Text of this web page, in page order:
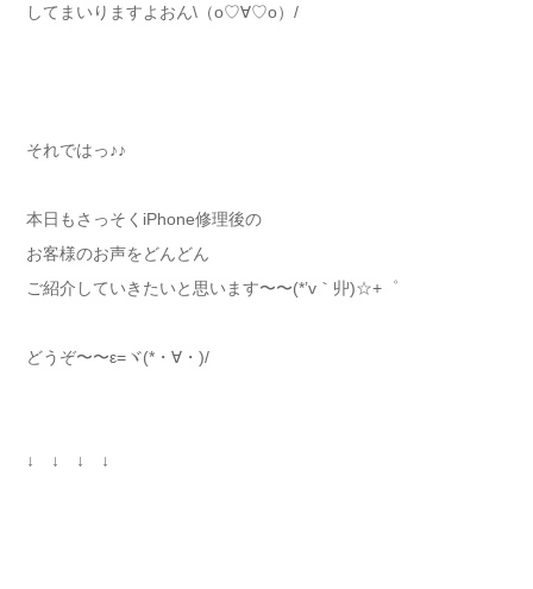
してまいりますよおん\（о♡∀♡о）/
それではっ♪♪
本日もさっそくiPhone修理後の
お客様のお声をどんどん
ご紹介していきたいと思います〜〜(*’v｀丱)☆+゜
どうぞ〜〜ε=ヾ(*・∀・)/
↓ ↓ ↓ ↓